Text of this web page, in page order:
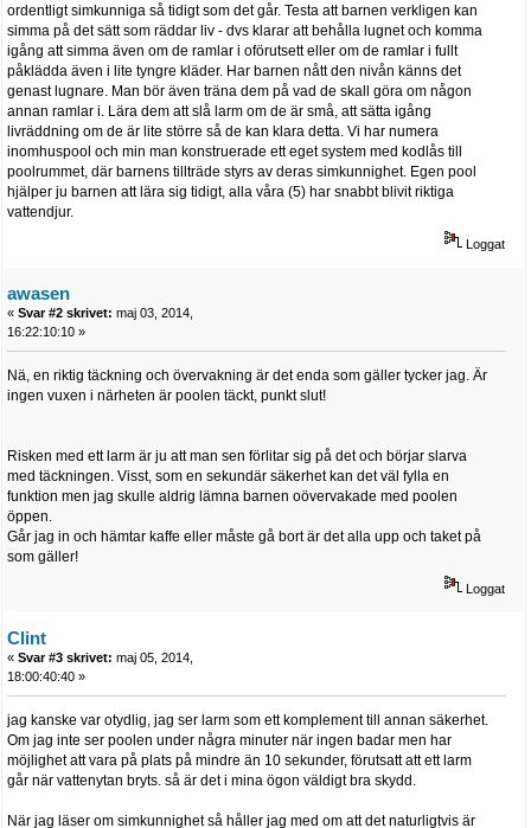
ordentligt simkunniga så tidigt som det går. Testa att barnen verkligen kan
simma på det sätt som räddar liv - dvs klarar att behålla lugnet och komma
igång att simma även om de ramlar i oförutsett eller om de ramlar i fullt
påklädda även i lite tyngre kläder. Har barnen nått den nivån känns det
genast lugnare. Man bör även träna dem på vad de skall göra om någon
annan ramlar i. Lära dem att slå larm om de är små, att sätta igång
livräddning om de är lite större så de kan klara detta. Vi har numera
inomhuspool och min man konstruerade ett eget system med kodlås till
poolrummet, där barnens tillträde styrs av deras simkunnighet. Egen pool
hjälper ju barnen att lära sig tidigt, alla våra (5) har snabbt blivit riktiga
vattendjur.
Loggat
awasen
« Svar #2 skrivet: maj 03, 2014,
16:22:10:10 »
Nä, en riktig täckning och övervakning är det enda som gäller tycker jag. Är
ingen vuxen i närheten är poolen täckt, punkt slut!
Risken med ett larm är ju att man sen förlitar sig på det och börjar slarva
med täckningen. Visst, som en sekundär säkerhet kan det väl fylla en
funktion men jag skulle aldrig lämna barnen oövervakade med poolen
öppen.
Går jag in och hämtar kaffe eller måste gå bort är det alla upp och taket på
som gäller!
Loggat
Clint
« Svar #3 skrivet: maj 05, 2014,
18:00:40:40 »
jag kanske var otydlig, jag ser larm som ett komplement till annan säkerhet.
Om jag inte ser poolen under några minuter när ingen badar men har
möjlighet att vara på plats på mindre än 10 sekunder, förutsatt att ett larm
går när vattenytan bryts. så är det i mina ögon väldigt bra skydd.
När jag läser om simkunnighet så håller jag med om att det naturligtvis är